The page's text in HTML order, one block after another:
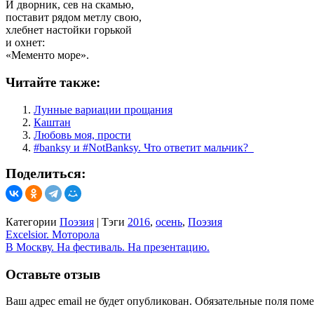
И дворник, сев на скамью,
поставит рядом метлу свою,
хлебнет настойки горькой
и охнет:
«Мементо море».
Читайте также:
Лунные вариации прощания
Каштан
Любовь моя, прости
#‎banksy‬ и ‪#‎NotBanksy. Что ответит мальчик? ‬ ‪
Поделиться:
Категории Поэзия | Тэги 2016, осень, Поэзия
Навигация
по
записям
Excelsior. Моторола
В Москву. На фестиваль. На презентацию.
Оставьте отзыв
Ваш адрес email не будет опубликован. Обязательные поля